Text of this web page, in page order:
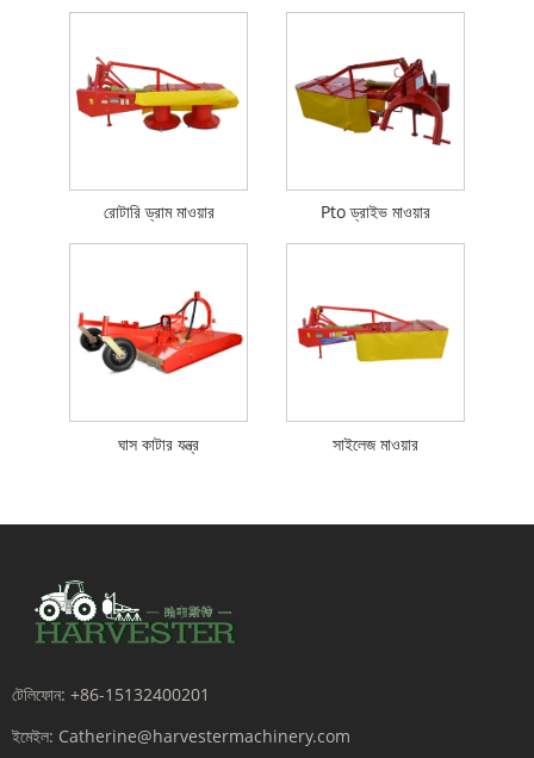
রোটারি ড্রাম মাওয়ার Pto ড্রাইভ মাওয়ার
ঘাস কাটার যন্ত্র সাইলেজ মাওয়ার
টেলিফোন: +86-15132400201
ইমেইল: Catherine@harvestermachinery.com